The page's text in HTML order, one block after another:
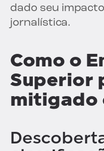
dado seu
jornalística.
Como o
Superior
mitigado